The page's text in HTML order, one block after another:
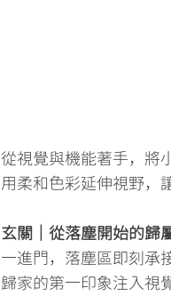
從視覺與機能著手，將
用柔和色彩延伸視野，
玄關｜從落塵開始的歸
一進門，落塵區即刻承
歸家的第一印象注入視